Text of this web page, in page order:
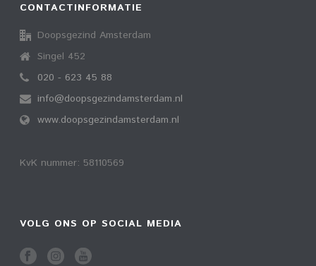
CONTACTINFORMATIE
Doopsgezind Amsterdam
Singel 452
020 - 623 45 88
info@doopsgezindamsterdam.nl
www.doopsgezindamsterdam.nl
KvK nummer: 58110569
VOLG ONS OP SOCIAL MEDIA